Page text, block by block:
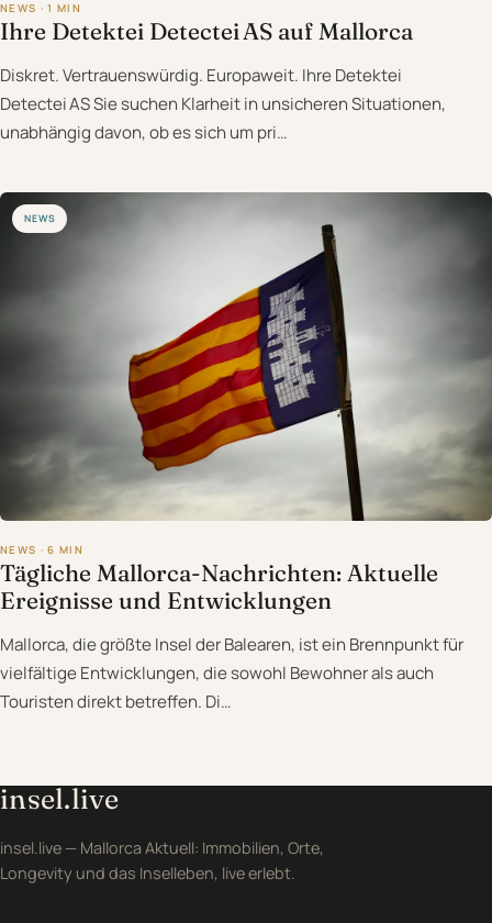
NEWS · 1 MIN
Ihre Detektei Detectei AS auf Mallorca
Diskret. Vertrauenswürdig. Europaweit. Ihre Detektei
Detectei AS Sie suchen Klarheit in unsicheren Situationen,
unabhängig davon, ob es sich um pri…
NEWS
NEWS · 6 MIN
Tägliche Mallorca-Nachrichten: Aktuelle
Ereignisse und Entwicklungen
Mallorca, die größte Insel der Balearen, ist ein Brennpunkt für
vielfältige Entwicklungen, die sowohl Bewohner als auch
Touristen direkt betreffen. Di…
insel.live
insel.live — Mallorca Aktuell: Immobilien, Orte,
Longevity und das Inselleben, live erlebt.